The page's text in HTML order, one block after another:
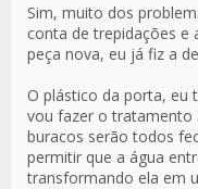
Sim, muito dos
conta de trepidações
peça nova, eu já fiz a
O plástico da porta, eu
vou fazer o tratamento
buracos serão todos
permitir que a água
transformando ela em